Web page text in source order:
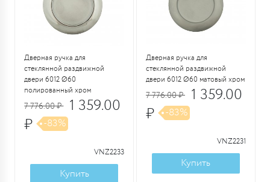
Дверная ручка для
стеклянной раздвижной
двери 6012 Ø60
полированный хром
7 776.00 ₽ 1 359.00
₽
-83%
VNZ2233
Купить
Дверная ручка для
стеклянной раздвижной
двери 6012 Ø60 матовый хром
7 776.00 ₽ 1 359.00
₽
-83%
VNZ2231
Купить